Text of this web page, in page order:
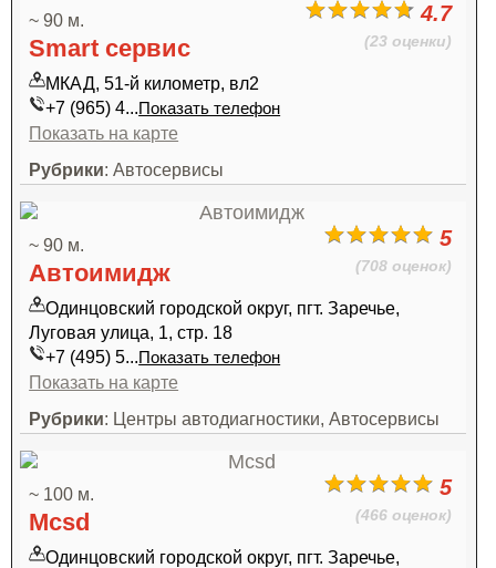
4.7
(23 оценки)
~ 90 м.
Smart сервис
МКАД, 51-й километр, вл2
+7 (965) 4...Показать телефон
Показать на карте
Рубрики: Автосервисы
5
(708 оценок)
~ 90 м.
Автоимидж
Одинцовский городской округ, пгт. Заречье,
Луговая улица, 1, стр. 18
+7 (495) 5...Показать телефон
Показать на карте
Рубрики: Центры автодиагностики, Автосервисы
5
(466 оценок)
~ 100 м.
Mcsd
Одинцовский городской округ, пгт. Заречье,